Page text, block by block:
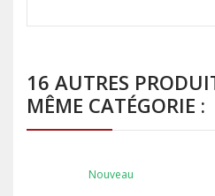
16 AUTRES
MÊME CATÉGORIE :
Nouveau